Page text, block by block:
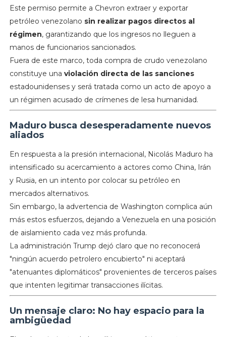
Este permiso permite a Chevron extraer y exportar
petróleo venezolano sin realizar pagos directos al
régimen, garantizando que los ingresos no lleguen a
manos de funcionarios sancionados.
Fuera de este marco, toda compra de crudo venezolano
constituye una violación directa de las sanciones
estadounidenses y será tratada como un acto de apoyo a
un régimen acusado de crímenes de lesa humanidad.
Maduro busca desesperadamente nuevos
aliados
En respuesta a la presión internacional, Nicolás Maduro ha
intensificado su acercamiento a actores como China, Irán
y Rusia, en un intento por colocar su petróleo en
mercados alternativos.
Sin embargo, la advertencia de Washington complica aún
más estos esfuerzos, dejando a Venezuela en una posición
de aislamiento cada vez más profunda.
La administración Trump dejó claro que no reconocerá
"ningún acuerdo petrolero encubierto" ni aceptará
"atenuantes diplomáticos" provenientes de terceros países
que intenten legitimar transacciones ilícitas.
Un mensaje claro: No hay espacio para la
ambigüedad